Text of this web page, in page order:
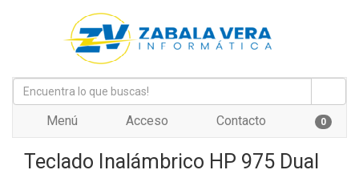
Menú Acceso Contacto 0
Teclado Inalámbrico HP 975 Dual